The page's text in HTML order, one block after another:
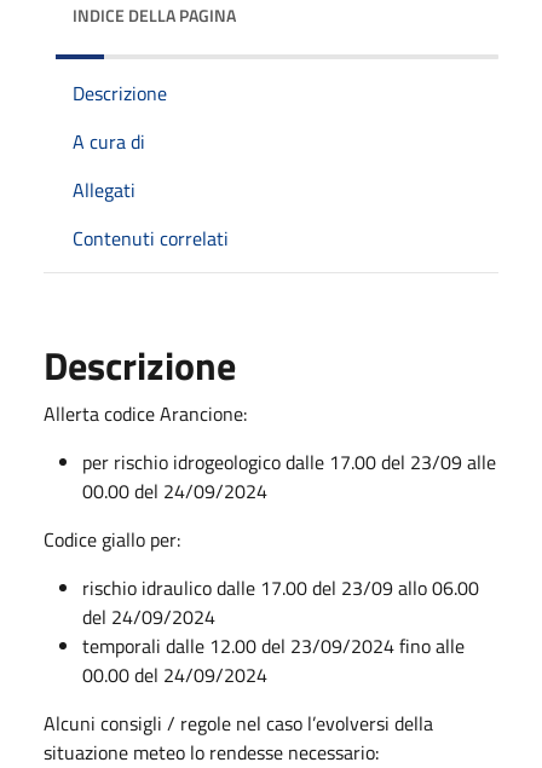
INDICE DELLA PAGINA
Descrizione
A cura di
Allegati
Contenuti correlati
Descrizione
Allerta codice Arancione:
per rischio idrogeologico dalle 17.00 del 23/09 alle
00.00 del 24/09/2024
Codice giallo per:
rischio idraulico dalle 17.00 del 23/09 allo 06.00
del 24/09/2024
temporali dalle 12.00 del 23/09/2024 fino alle
00.00 del 24/09/2024
Alcuni consigli / regole nel caso l’evolversi della
situazione meteo lo rendesse necessario: